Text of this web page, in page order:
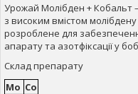
Урожай Молібден + Кобальт
з високим вмістом
розроблене для
апарату та азотфіксації у
Склад препарату
Mo Co